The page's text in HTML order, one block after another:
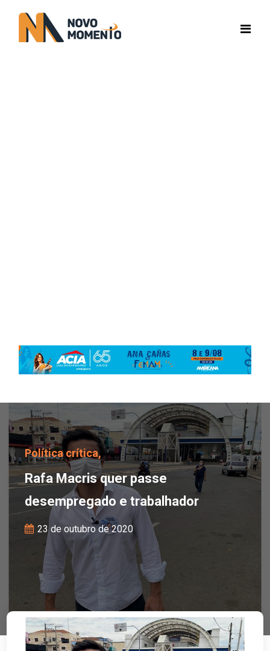
Rafa Macris quer
Política crítica,
Rafa Macris quer passe
desempregado e trabalhador
23 de outubro de 2020